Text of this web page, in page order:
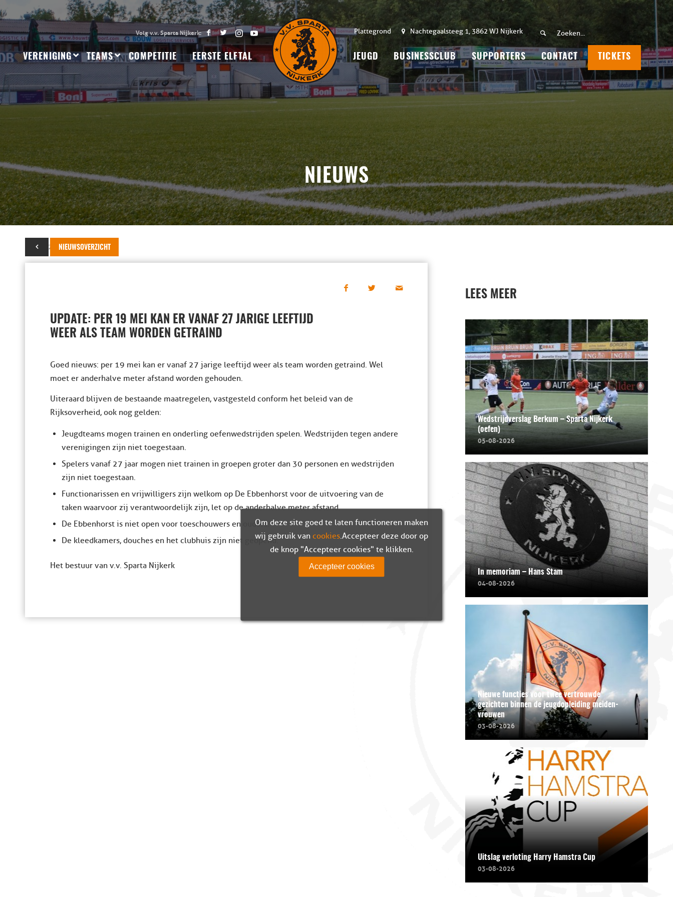
Plattegrond Nachtegaalsteeg 1, 3862 WJ Nijkerk
VERENIGING TEAMS COMPETITIE EERSTE ELFTAL JEUGD BUSINESSCLUB SUPPORTERS CONTACT TICKETS
NIEUWS
NIEUWSOVERZICHT
20 mei 2021
UPDATE: PER 19 MEI KAN ER VANAF 27 JARIGE LEEFTIJD
WEER ALS TEAM WORDEN GETRAIND
Goed nieuws: per 19 mei kan er vanaf 27 jarige leeftijd weer als team worden getraind. Wel
moet er anderhalve meter afstand worden gehouden.
Uiteraard blijven de bestaande maatregelen, vastgesteld conform het beleid van de
Rijksoverheid, ook nog gelden:
Jeugdteams mogen trainen en onderling oefenwedstrijden spelen. Wedstrijden tegen andere
verenigingen zijn niet toegestaan.
Spelers vanaf 27 jaar mogen niet trainen in groepen groter dan 30 personen en wedstrijden
zijn niet toegestaan.
Functionarissen en vrijwilligers zijn welkom op De Ebbenhorst voor de uitvoering van de
taken waarvoor zij verantwoordelijk zijn, let op de anderhalve meter afstand.
De Ebbenhorst is niet open voor toeschouwers en ouders.
De kleedkamers, douches en het clubhuis zijn niet geopend.
Het bestuur van v.v. Sparta Nijkerk
LEES MEER
Wedstrijdverslag Berkum – Sparta Nijkerk
(oefen)
05-08-2026
In memoriam – Hans Stam
04-08-2026
Nieuwe functies voor twee vertrouwde
gezichten binnen de jeugdopleiding meiden-
vrouwen
03-08-2026
Uitslag verloting Harry Hamstra Cup
03-08-2026
Om deze site goed te laten functioneren maken
wij gebruik van cookies. Accepteer deze door op
de knop "Accepteer cookies" te klikken.
Accepteer cookies